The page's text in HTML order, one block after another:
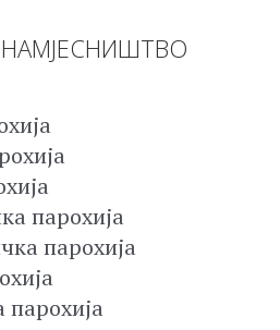
НАМЈЕСНИШТВО
парохија
парохија